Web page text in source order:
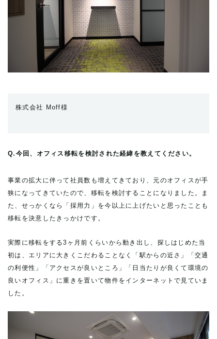
株式会社 Moff様
Q.今回、オフィス移転を検討された経緯を教えてください。
事業の拡大に伴って社員数も増えてきており、元のオフィスが手
狭になってきていたので、移転を検討することになりました。ま
た、せっかくなら「採用力」を今以上に上げたいと思ったことも
移転を決意したきっかけです。
実際に移転をする3ヶ月前くらいから動き出し、探しはじめた当
初は、エリアに大きくこだわることなく「駅からの近さ」「交通
の利便性」「アクセスが良いところ」「日当たりが良くて環境の
良いオフィス」に重きを置いて物件をインターネットで見ていま
した。